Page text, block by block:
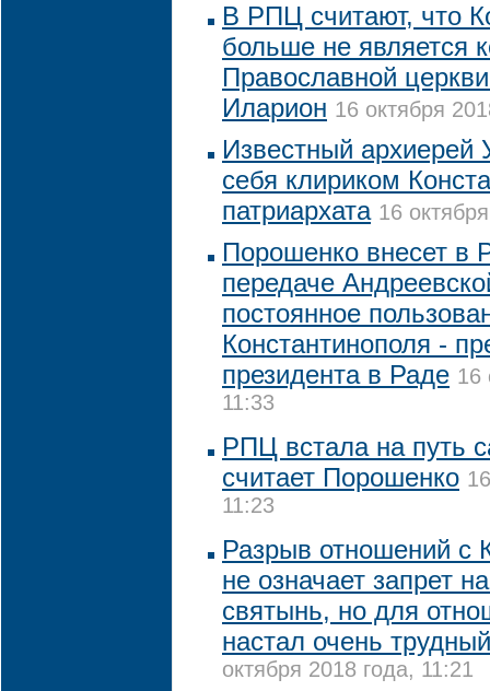
В РПЦ считают, что
больше не является
Православной
Иларион 16 октября
Известный
себя клириком
патриархата 16
Порошенко внесет в
передаче
постоянное
Константинополя -
президента в Раде 16
11:33
РПЦ встала на путь
считает Порошенко
11:23
Разрыв отношений с
не означает запрет
святынь, но для
настал очень
октября 2018 года, 11:21